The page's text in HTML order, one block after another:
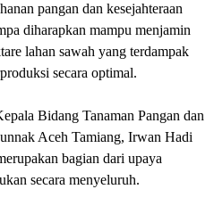
pangan dan kesejahteraan
diharapkan mampu menjamin
lahan sawah yang terdampak
secara optimal.
Bidang Tanaman Pangan dan
Aceh Tamiang, Irwan Hadi
bagian dari upaya
secara menyeluruh.